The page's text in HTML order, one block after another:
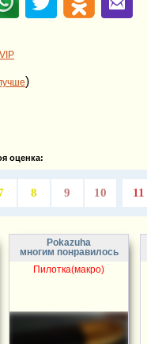
)
оценка:
8 9 10 11
Pokazuha
многим понравилось
Пилотка(макро)